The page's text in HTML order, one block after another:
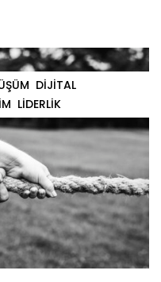
DIJITAL
LIDERLIK